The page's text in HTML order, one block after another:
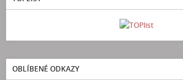
OBLÍBENÉ ODKAZY